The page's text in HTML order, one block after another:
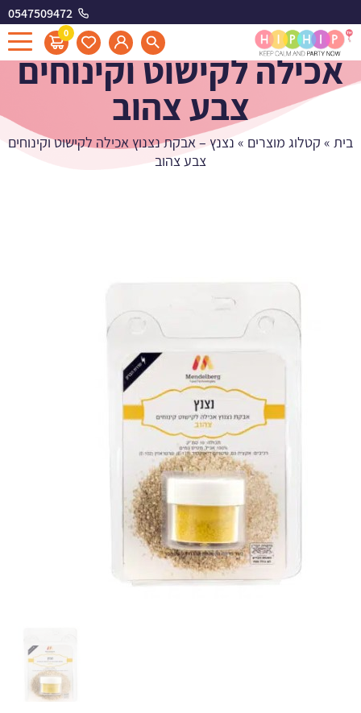
0547509472
0
נצנץ - אבקת נצנוץ
אכילה לקישוט וקינוחים
צבע צהוב
בית » קטלוג מוצרים » נצנץ – אבקת נצנוץ אכילה לקישוט וקינוחים
צבע צהוב